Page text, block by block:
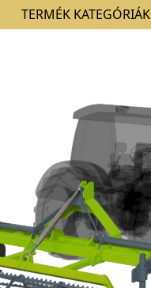
TERMÉK KATEGÓRIÁK